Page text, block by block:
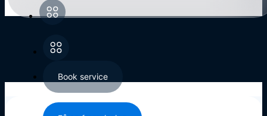
Book service